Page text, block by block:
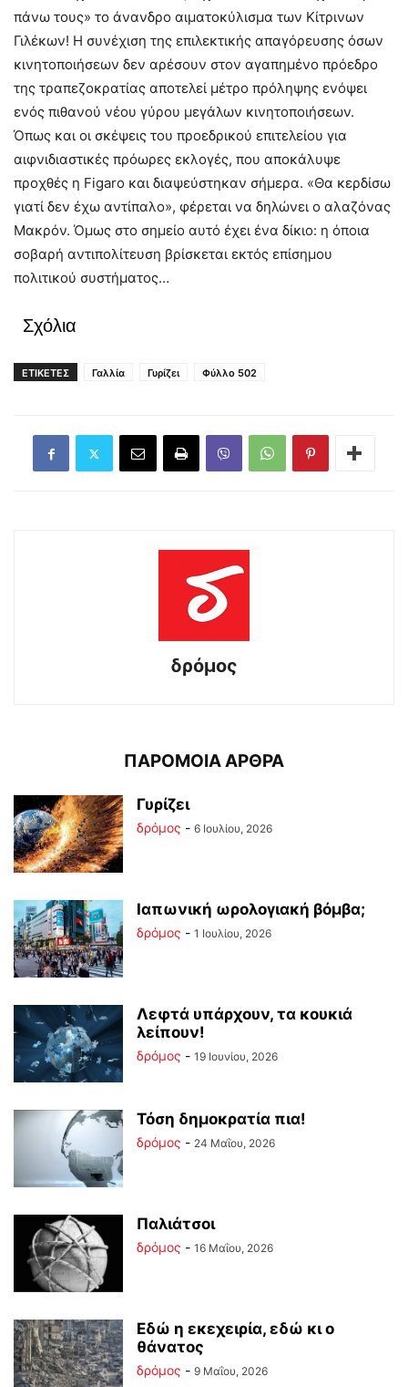
πάνω τους» το άνανδρο αιματοκύλισμα των Κίτρινων
Γιλέκων! Η συνέχιση της επιλεκτικής απαγόρευσης όσων
κινητοποιήσεων δεν αρέσουν στον αγαπημένο πρόεδρο
της τραπεζοκρατίας αποτελεί μέτρο πρόληψης ενόψει
ενός πιθανού νέου γύρου μεγάλων κινητοποιήσεων.
Όπως και οι σκέψεις του προεδρικού επιτελείου για
αιφνιδιαστικές πρόωρες εκλογές, που αποκάλυψε
προχθές η Figaro και διαψεύστηκαν σήμερα. «Θα κερδίσω
γιατί δεν έχω αντίπαλο», φέρεται να δηλώνει ο αλαζόνας
Μακρόν. Όμως στο σημείο αυτό έχει ένα δίκιο: η όποια
σοβαρή αντιπολίτευση βρίσκεται εκτός επίσημου
πολιτικού συστήματος…
Σχόλια
ΕΤΙΚΕΤΕΣ Γαλλία Γυρίζει Φύλλο 502
δρόμος
ΠΑΡΟΜΟΙΑ ΑΡΘΡΑ
Γυρίζει
δρόμος - 6 Ιουλίου, 2026
Ιαπωνική ωρολογιακή βόμβα;
δρόμος - 1 Ιουλίου, 2026
Λεφτά υπάρχουν, τα κουκιά
λείπουν!
δρόμος - 19 Ιουνίου, 2026
Τόση δημοκρατία πια!
δρόμος - 24 Μαΐου, 2026
Παλιάτσοι
δρόμος - 16 Μαΐου, 2026
Εδώ η εκεχειρία, εδώ κι ο
θάνατος
δρόμος - 9 Μαΐου, 2026